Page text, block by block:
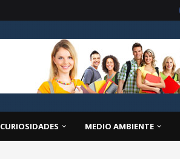
CURIOSIDADES MEDIO AMBIENTE